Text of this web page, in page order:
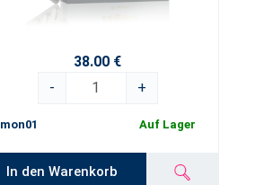
38.00 €
-
+
mon01 Auf Lager
In den Warenkorb